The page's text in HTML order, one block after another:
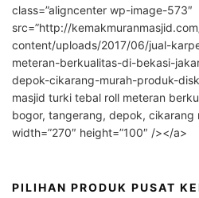
r
n
a
t
i
v
class=”aligncenter wp-image-573″
src=”http://
content/uploads/2017/06/jual-
meteran-berkualitas-di-bekasi-
depok-cikarang-murah-produk-
masjid turki tebal roll meteran
bogor, tangerang, depok, cikarang
width=”270″ height=”100″ /></a>
PILIHAN PRODUK PUSAT